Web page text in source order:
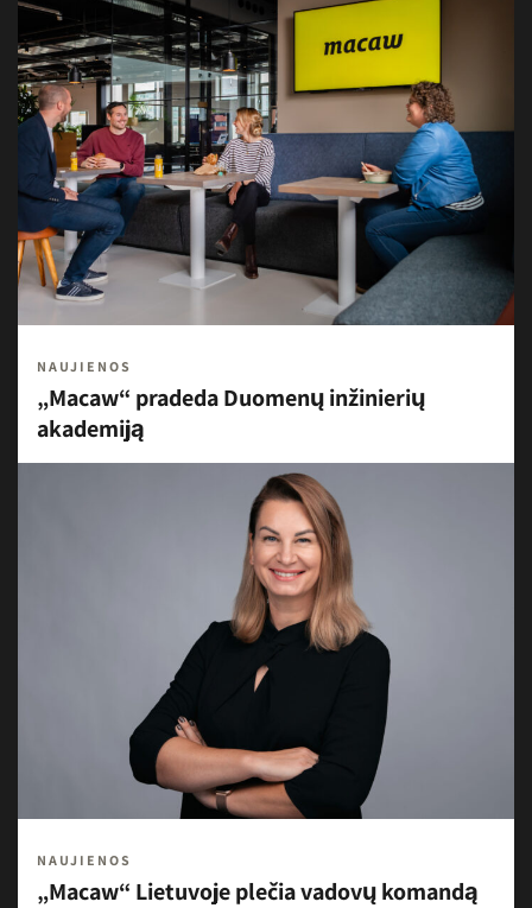
NAUJIENOS
„Macaw“ pradeda Duomenų inžinierių
akademiją
NAUJIENOS
„Macaw“ Lietuvoje plečia vadovų komandą